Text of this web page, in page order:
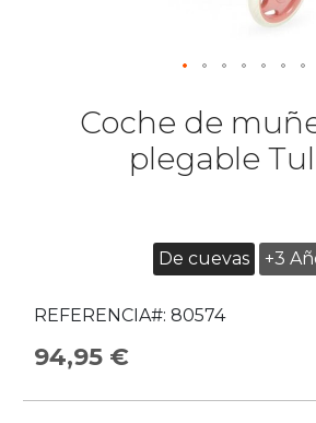
Coche de
plegable
De cuevas +3
REFERENCIA#: 80574
94,95 €